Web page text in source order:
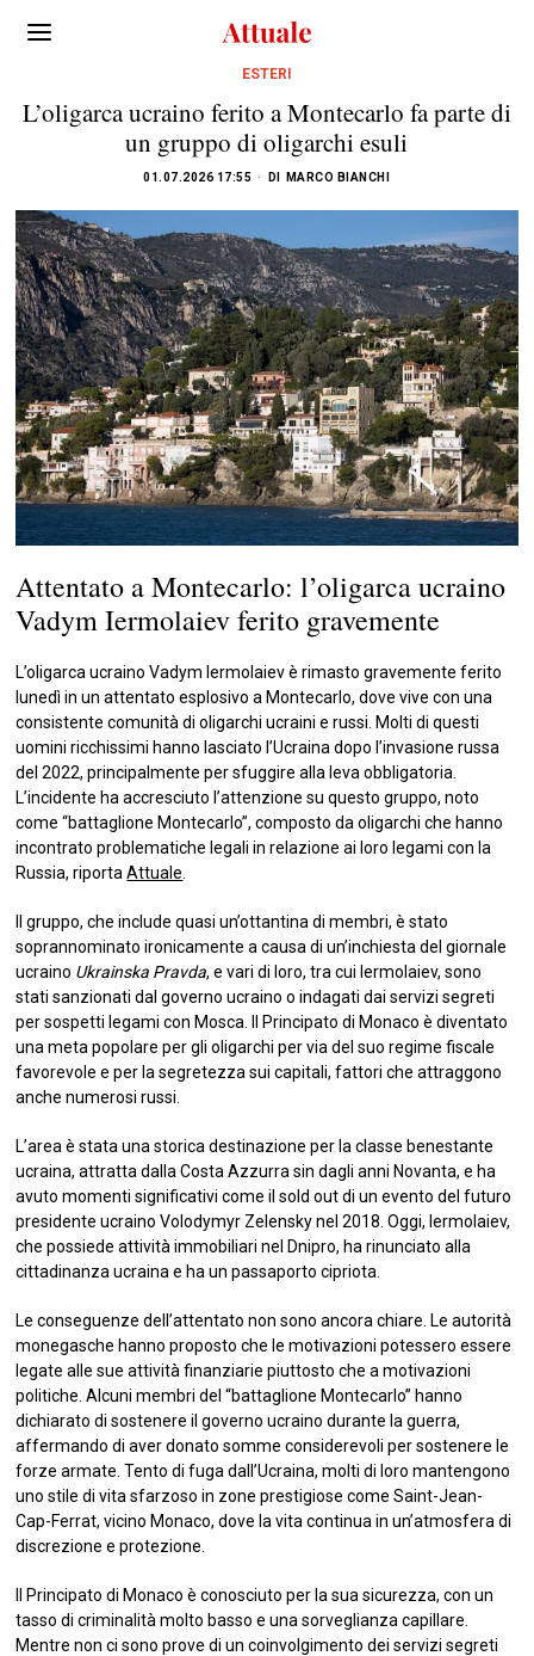
ESTERI
L’oligarca ucraino ferito a Montecarlo fa parte di
un gruppo di oligarchi esuli
01.07.2026 17:55 DI MARCO BIANCHI
Attentato a Montecarlo: l’oligarca ucraino
Vadym Iermolaiev ferito gravemente
L’oligarca ucraino Vadym Iermolaiev è rimasto gravemente ferito
lunedì in un attentato esplosivo a Montecarlo, dove vive con una
consistente comunità di oligarchi ucraini e russi. Molti di questi
uomini ricchissimi hanno lasciato l’Ucraina dopo l’invasione russa
del 2022, principalmente per sfuggire alla leva obbligatoria.
L’incidente ha accresciuto l’attenzione su questo gruppo, noto
come “battaglione Montecarlo”, composto da oligarchi che hanno
incontrato problematiche legali in relazione ai loro legami con la
Russia, riportaAttuale
Il gruppo, che include quasi un’ottantina di membri, è stato
soprannominato ironicamente a causa di un’inchiesta del giornale
ucraino Ukrainska Pravda, e vari di loro, tra cui Iermolaiev, sono
stati sanzionati dal governo ucraino o indagati dai servizi segreti
per sospetti legami con Mosca. Il Principato di Monaco è diventato
una meta popolare per gli oligarchi per via del suo regime fiscale
favorevole e per la segretezza sui capitali, fattori che attraggono
anche numerosi russi.
L’area è stata una storica destinazione per la classe benestante
ucraina, attratta dalla Costa Azzurra sin dagli anni Novanta, e ha
avuto momenti significativi come il sold out di un evento del futuro
presidente ucraino Volodymyr Zelensky nel 2018. Oggi, Iermolaiev,
che possiede attività immobiliari nel Dnipro, ha rinunciato alla
cittadinanza ucraina e ha un passaporto cipriota.
Le conseguenze dell’attentato non sono ancora chiare. Le autorità
monegasche hanno proposto che le motivazioni potessero essere
legate alle sue attività finanziarie piuttosto che a motivazioni
politiche. Alcuni membri del “battaglione Montecarlo” hanno
dichiarato di sostenere il governo ucraino durante la guerra,
affermando di aver donato somme considerevoli per sostenere le
forze armate. Tento di fuga dall’Ucraina, molti di loro mantengono
uno stile di vita sfarzoso in zone prestigiose come Saint-Jean-
Cap-Ferrat, vicino Monaco, dove la vita continua in un’atmosfera di
discrezione e protezione.
Il Principato di Monaco è conosciuto per la sua sicurezza, con un
tasso di criminalità molto basso e una sorveglianza capillare.
Mentre non ci sono prove di un coinvolgimento dei servizi segreti